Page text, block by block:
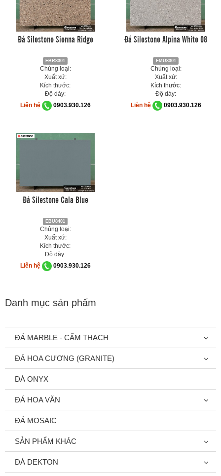
Đá Silestone Sienna Ridge
EBR8301
Chủng loại:
Xuất xứ:
Kích thước:
Độ dày:
Liên hệ
0903.930.126
Đá Silestone Alpina White 08
EMU8301
Chủng loại:
Xuất xứ:
Kích thước:
Độ dày:
Liên hệ
0903.930.126
Đá Silestone Cala Blue
EBU8401
Chủng loại:
Xuất xứ:
Kích thước:
Độ dày:
Liên hệ
0903.930.126
Danh mục sản phẩm
ĐÁ MARBLE - CẨM THẠCH
ĐÁ HOA CƯƠNG (GRANITE)
ĐÁ ONYX
ĐÁ HOA VĂN
ĐÁ MOSAIC
SẢN PHẨM KHÁC
ĐÁ DEKTON